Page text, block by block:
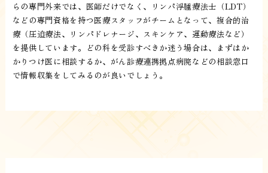
らの専門外来では、医師だけでなく、リンパ浮腫療法士（LDT）
などの専門資格を持つ医療スタッフがチームとなって、複合的治
療（圧迫療法、リンパドレナージ、スキンケア、運動療法など）
を提供しています。どの科を受診すべきか迷う場合は、まずはか
かりつけ医に相談するか、がん診療連携拠点病院などの相談窓口
で情報収集をしてみるのが良いでしょう。